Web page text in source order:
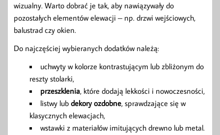
wizualny. Warto dobrać je tak, aby nawiązywały do
pozostałych elementów elewacji – np. drzwi wejściowych,
balustrad czy okien.
Do najczęściej wybieranych dodatków należą:
uchwyty w kolorze kontrastującym lub zbliżonym do
reszty stolarki,
przeszklenia, które dodają lekkości i nowoczesności,
listwy lub dekory ozdobne, sprawdzające się w
klasycznych elewacjach,
wstawki z materiałów imitujących drewno lub metal.